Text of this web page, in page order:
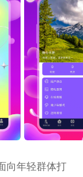
向年轻群体打